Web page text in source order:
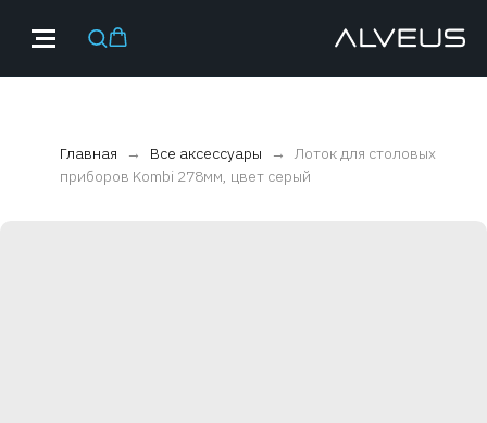
Главная Все аксессуары
Лоток для столовых
приборов Kombi 278мм, цвет серый